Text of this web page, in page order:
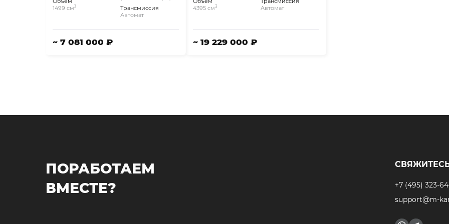
1499 см3
Трансмиссия
Автомат
~ 7 081 000 ₽
4395 см3
Автомат
~ 19 229 000 ₽
ПОРАБОТАЕМ
ВМЕСТЕ?
+7 (495) 323-
support@m-